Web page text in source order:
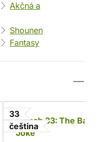
Akčná a
Shounen
Fantasy
33
čeština
Bleach 33: The Bad
Joke